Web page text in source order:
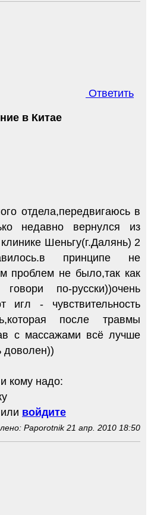
Ответить
в Китае
отдела,передвигаюсь в
недавно вернулся из
Шеньгу(г.Далянь) 2
принципе не
проблем не было,так как
по-русски))очень
- чувствительность
после травмы
с массажами всё лучше
доволен))
кому надо:
или войдите
Paporotnik 21 апр. 2010 18:50